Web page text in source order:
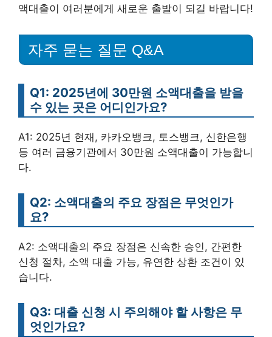
액대출이 여러분에게 새로운 출발이 되길 바랍니다!
자주 묻는 질문 Q&A
Q1: 2025년에 30만원 소액대출을 받을
수 있는 곳은 어디인가요?
A1: 2025년 현재, 카카오뱅크, 토스뱅크, 신한은행
등 여러 금융기관에서 30만원 소액대출이 가능합니
다.
Q2: 소액대출의 주요 장점은 무엇인가
요?
A2: 소액대출의 주요 장점은 신속한 승인, 간편한
신청 절차, 소액 대출 가능, 유연한 상환 조건이 있
습니다.
Q3: 대출 신청 시 주의해야 할 사항은 무
엇인가요?